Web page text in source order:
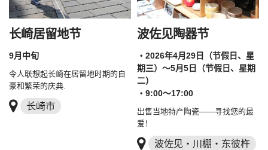
长崎居留地节
9月中旬
令人联想起长崎在居留地时期的自
豪和繁荣的庆典.
长崎市
波佐见陶器节
・2026年4月29日（节假日、星
期三）～5月5日（节假日、星期
二）
・9:00～17:00
出售当地特产陶瓷——寻找您的最
爱！
波佐见・川棚・东彼杵